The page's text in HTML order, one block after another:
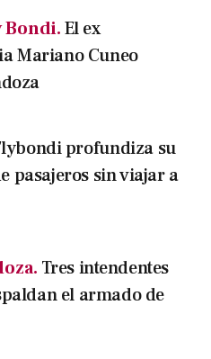
Bondi.El ex
Mariano Cuneo
profundiza su
pasajeros sin viajar a
Tres intendentes
el armado de